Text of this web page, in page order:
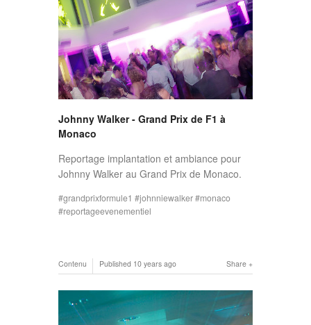
Johnny Walker - Grand Prix de F1 à
Monaco
Reportage implantation et ambiance pour
Johnny Walker au Grand Prix de Monaco.
grandprixformule1 johnniewalker
monaco
reportageevenementiel
Share
Contenu Published 10 years ago